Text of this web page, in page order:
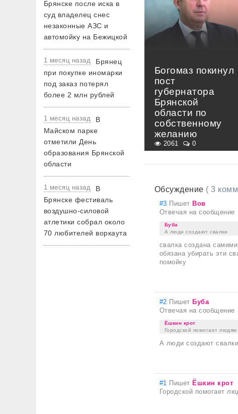
Брянске после иска в
суд владелец снес
незаконные АЗС и
автомойку на Бежицкой
1 месяц назад
Брянец
при покупке иномарки
под заказ потерял
более 2 млн рублей
1 месяц назад
В
Майском парке
отметили День
образования Брянской
области
1 месяц назад
В
Брянске фестиваль
воздушно-силовой
атлетики собрал около
70 любителей воркаута
Богомаз покинул
пост
губернатора
Брянской
области по
собственному
желанию
2061 0
Обсуждение ( 3
#3 Пишет Вов
Отвечая на сообщение
Буба
А люди создают свалки
свалка создана
обязана убирать эти
помойку
#2 Пишет Буба
Отвечая на сообщение
Ёшкин крот
Городской помогает людям
А люди создают свалки
#1 Пишет Ёшкин крот
Городской помогает